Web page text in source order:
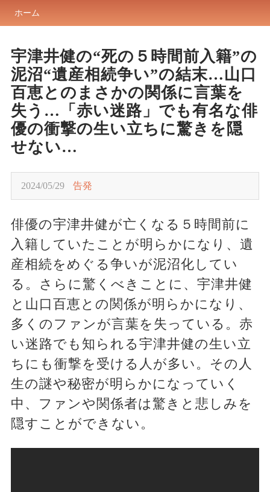
ホーム
宇津井健の“死の５時間前入籍”の
泥沼“遺産相続争い”の結末…山口
百恵とのまさかの関係に言葉を
失う…「赤い迷路」でも有名な俳
優の衝撃の生い立ちに驚きを隠
せない…
2024/05/29 告発
俳優の宇津井健が亡くなる５時間前に
入籍していたことが明らかになり、遺
産相続をめぐる争いが泥沼化してい
る。さらに驚くべきことに、宇津井健
と山口百恵との関係が明らかになり、
多くのファンが言葉を失っている。赤
い迷路でも知られる宇津井健の生い立
ちにも衝撃を受ける人が多い。その人
生の謎や秘密が明らかになっていく
中、ファンや関係者は驚きと悲しみを
隠すことができない。